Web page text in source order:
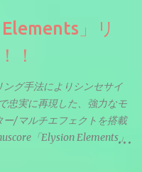
」リ
！
ング手法によりシンセサイ
忠実に再現した、強力なモ
ー/マルチエフェクトを搭載
「Elysion Elements」